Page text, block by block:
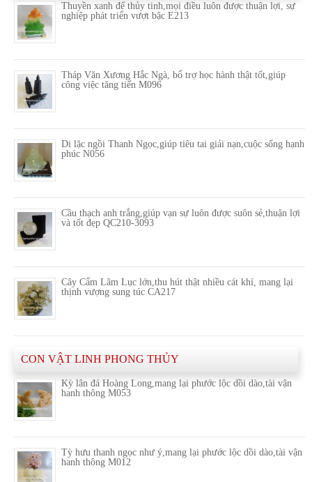
Thuyền xanh đế thủy tinh,mọi điều luôn được thuận lợi, sự
nghiệp phát triển vượt bậc E213
Tháp Văn Xương Hắc Ngà, bổ trợ học hành thật tốt,giúp
công việc tăng tiến M096
Di lặc ngồi Thanh Ngọc,giúp tiêu tai giải nạn,cuộc sống hạnh
phúc N056
Cầu thạch anh trắng,giúp vạn sự luôn được suôn sẻ,thuận lợi
và tốt đẹp QC210-3093
Cây Cẩm Lãm Lục lớn,thu hút thật nhiều cát khí, mang lại
thịnh vượng sung túc CA217
CON VẬT LINH PHONG THỦY
Kỳ lân đá Hoàng Long,mang lại phước lộc dồi dào,tài vận
hanh thông M053
Tỳ hưu thanh ngọc như ý,mang lại phước lộc dồi dào,tài vận
hanh thông M012